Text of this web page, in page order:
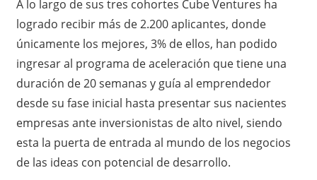
A lo largo de sus tres cohortes Cube Ventures ha
logrado recibir más de 2.200 aplicantes, donde
únicamente los mejores, 3% de ellos, han podido
ingresar al programa de aceleración que tiene una
duración de 20 semanas y guía al emprendedor
desde su fase inicial hasta presentar sus nacientes
empresas ante inversionistas de alto nivel, siendo
esta la puerta de entrada al mundo de los negocios
de las ideas con potencial de desarrollo.